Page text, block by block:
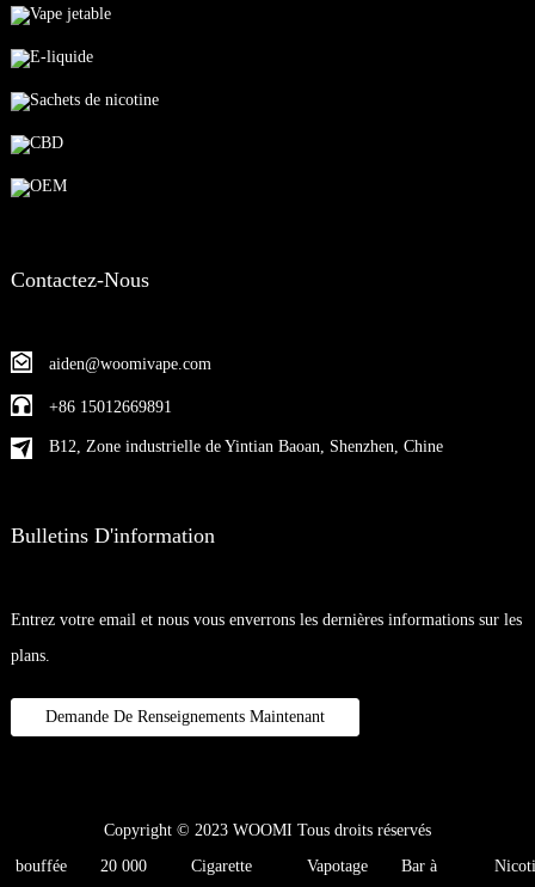
Vape jetable
E-liquide
Sachets de nicotine
CBD
OEM
Contactez-Nous
aiden@woomivape.com
+86 15012669891
B12, Zone industrielle de Yintian Baoan, Shenzhen, Chine
Bulletins D'information
Entrez votre email et nous vous enverrons les dernières informations sur les
plans.
Demande De Renseignements Maintenant
Copyright © 2023 WOOMI Tous droits réservés
bouffée
20 000
Cigarette
Vapotage
Bar à